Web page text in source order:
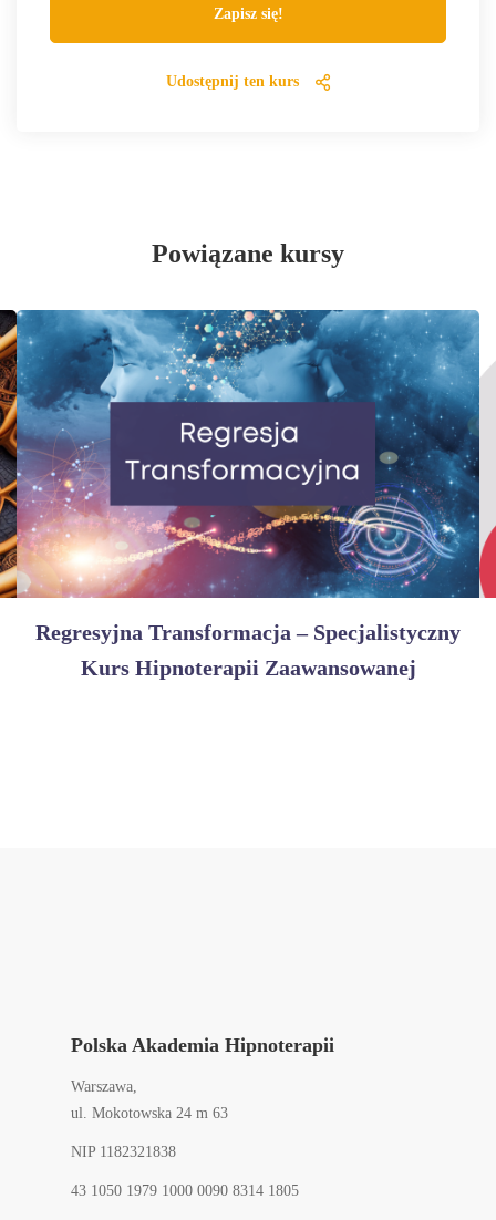
Zapisz się!
Udostępnij ten kurs
Powiązane kursy
Regresyjna Transformacja – Specjalistyczny
Kurs Hipnoterapii Zaawansowanej
Polska Akademia Hipnoterapii
Warszawa,
ul. Mokotowska 24 m 63
NIP 1182321838
43 1050 1979 1000 0090 8314 1805